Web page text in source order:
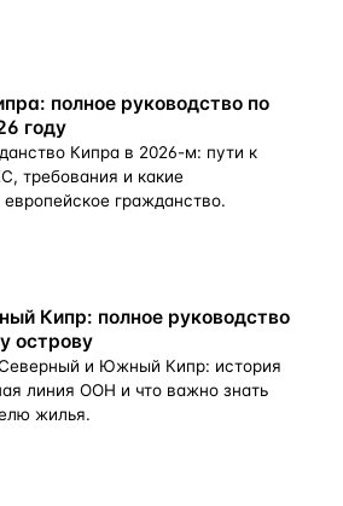
полное руководство по
году
Кипра в 2026-м: пути к
требования и какие
гражданство.
Кипр: полное руководство
острову
и Южный Кипр: история
линия ООН и что важно знать
жилья.